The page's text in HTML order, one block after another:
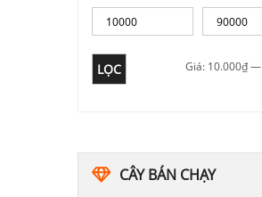
LỌC Giá: 10.000₫—
CÂY BÁN CHẠY